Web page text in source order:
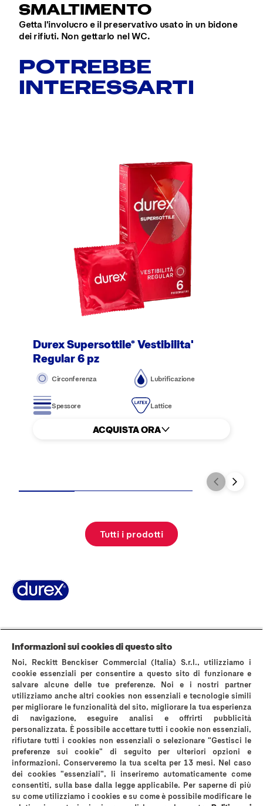
SMALTIMENTO
Getta l'involucro e il preservativo usato in un bidone
dei rifiuti. Non gettarlo nel WC.
POTREBBE
INTERESSARTI
Durex Supersottile* Vestibilita'
Regular 6 pz
Circonferenza Lubrificazione
Spessore Lattice
ACQUISTA ORA
Tutti i prodotti
La storia di DurexDomande FrequentiArea stampa
Contattaci
Politica sui cookiesAvviso sulla Privacy
Termini & Condizioni di Utilizzo del Sito Web
Privacy A luci acceseInformativa privacy instagram
Mappa del sito
*comparati con i normali preservativi in lattice Durex
Reckitt Benckiser Healthcare (Italia) S.p.A
Informazioni sui cookies di questo sito
Noi, Reckitt Benckiser Commercial (Italia) S.r.l., utilizziamo i
cookie essenziali per consentire a questo sito di funzionare e
salvare alcune delle tue preferenze. Noi e i nostri partner
utilizziamo anche altri cookies non essenziali e tecnologie simili
per migliorare le funzionalità del sito, migliorare la tua esperienza
di navigazione, eseguire analisi e offrirti pubblicità
personalizzata. È possibile accettare tutti i cookie non essenziali,
rifiutare tutti i cookies non essenziali o selezionare "Gestisci le
preferenze sui cookie" di seguito per ulteriori opzioni e
informazioni. Conserveremo la tua scelta per 13 mesi. Nel caso
dei cookies "essenziali", li inseriremo automaticamente come
consentiti, sulla base dalla legge applicabile. Per saperne di più
su come utilizziamo i cookies e su come è possibile modificare le